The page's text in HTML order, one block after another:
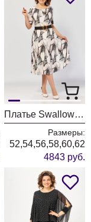
Платье Swallow 929-1 бежевый+черно-серые разводы
Размеры:
52,54,56,58,60,62
4843 руб.